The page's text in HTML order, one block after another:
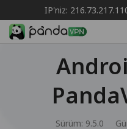
IP'niz:
Sürüm: 9.5.0